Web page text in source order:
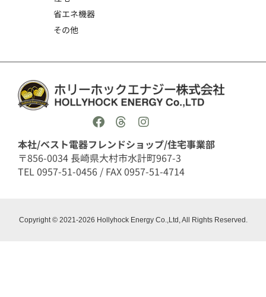
省エネ機器
その他
本社/ベスト電器フレンドショップ/住宅事業部
〒856-0034 長崎県大村市水計町967-3
TEL 0957-51-0456 / FAX 0957-51-4714
Copyright © 2021-2026 Hollyhock Energy Co.,Ltd, All Rights Reserved.